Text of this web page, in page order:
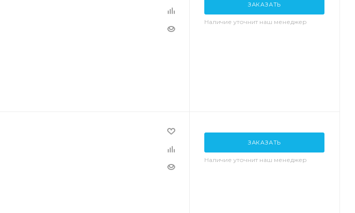
ЗАКАЗАТЬ
Наличие уточнит наш менеджер
ЗАКАЗАТЬ
Наличие уточнит наш менеджер